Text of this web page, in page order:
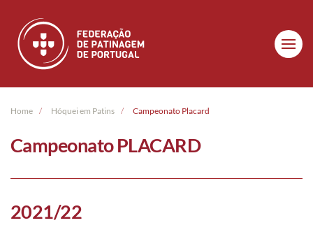
Skip to main content
Home Hóquei em Patins Campeonato Placard
Campeonato PLACARD
2021/22